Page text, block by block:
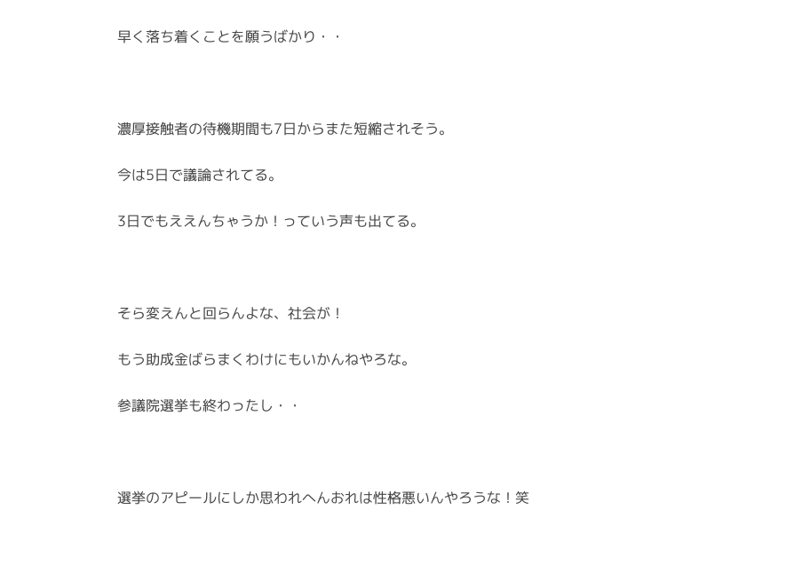
早く落ち着くことを願うばかり・・
濃厚接触者の待機期間も7日からまた短縮されそう。
今は5日で議論されてる。
3日でもええんちゃうか！っていう声も出てる。
そら変えんと回らんよな、社会が！
もう助成金ばらまくわけにもいかんねやろな。
参議院選挙も終わったし・・
選挙のアピールにしか思われへんおれは性格悪いんやろうな！笑